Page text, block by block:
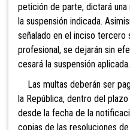
petición de parte, dictará
la suspensión indicada.
señalado en el inciso tercero
profesional, se dejarán sin
cesará la suspensión aplicada.
Las multas deberán ser
la República, dentro del
desde la fecha de la
copias de las resoluciones